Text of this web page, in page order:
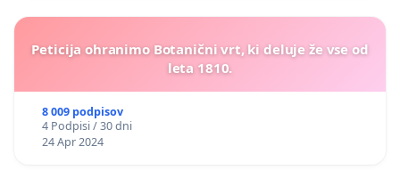
Peticija ohranimo Botanični vrt, ki deluje že vse od
leta 1810.
8 009 podpisov
4 Podpisi / 30 dni
24 Apr 2024